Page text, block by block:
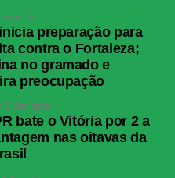
atrás
preparação para
contra o Fortaleza;
no gramado e
preocupação
5 dias atrás
bate o Vitória por 2 a
nas oitavas da